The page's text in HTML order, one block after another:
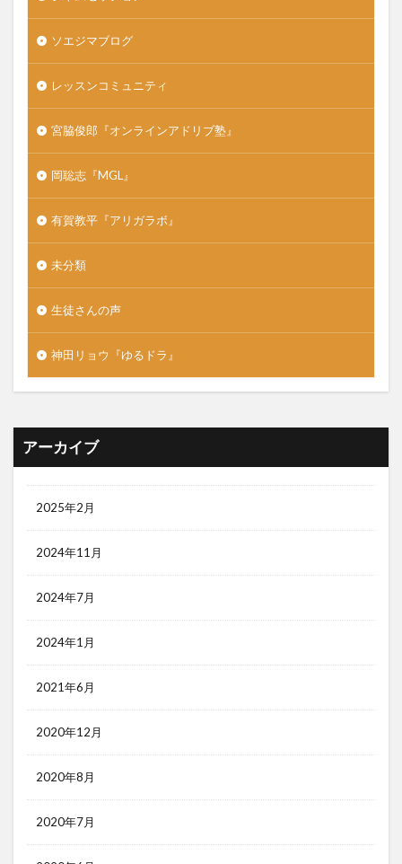
ソエジマブログ
レッスンコミュニティ
宮脇俊郎『オンラインアドリブ塾』
岡聡志『MGL』
有賀教平『アリガラボ』
未分類
生徒さんの声
神田リョウ『ゆるドラ』
アーカイブ
2025年2月
2024年11月
2024年7月
2024年1月
2021年6月
2020年12月
2020年8月
2020年7月